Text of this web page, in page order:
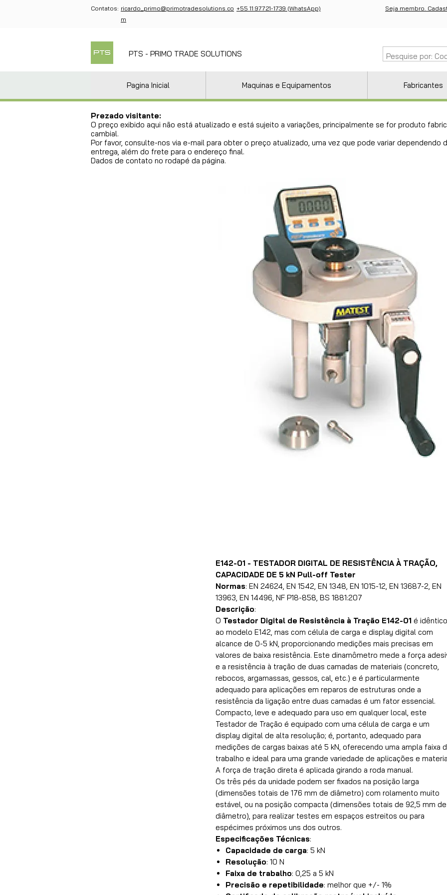
Contatos: ricardo_primo@primotradesolutions.co
m
+55 11 97721-1739 (WhatsApp) Seja membro.
PTS - PRIMO TRADE SOLUTIONS
Pagina Inicial Maquinas e Equipamentos Fabricantes
Prezado visitante:
O preço exibido aqui não está atualizado e está sujeito a variações, principalmente se for produto
cambial.
Por favor, consulte-nos via e-mail para obter o preço atualizado, uma vez que pode variar dependendo
entrega, além do frete para o endereço final.
Dados de contato no rodapé da página.
E142-01 - TESTADOR DIGITAL DE RESISTÊNCIA À TRAÇÃO,
CAPACIDADE DE 5 kN Pull-off Tester
Normas: EN 24624, EN 1542, EN 1348, EN 1015-12, EN 13687-2, EN
13963, EN 14496, NF P18-858, BS 1881:207
Descrição:
O Testador Digital de Resistência à Tração E142-01 é idêntico
ao modelo E142, mas com célula de carga e display digital com
alcance de 0-5 kN, proporcionando medições mais precisas em
valores de baixa resistência. Este dinamômetro mede a força
e a resistência à tração de duas camadas de materiais (concreto,
rebocos, argamassas, gessos, cal, etc.) e é particularmente
adequado para aplicações em reparos de estruturas onde a
resistência da ligação entre duas camadas é um fator essencial.
Compacto, leve e adequado para uso em qualquer local, este
Testador de Tração é equipado com uma célula de carga e um
display digital de alta resolução; é, portanto, adequado para
medições de cargas baixas até 5 kN, oferecendo uma ampla faixa
trabalho e ideal para uma grande variedade de aplicações e
A força de tração direta é aplicada girando a roda manual.
Os três pés da unidade podem ser fixados na posição larga
(dimensões totais de 176 mm de diâmetro) com rolamento muito
estável, ou na posição compacta (dimensões totais de 92,5 mm de
diâmetro), para realizar testes em espaços estreitos ou para
espécimes próximos uns dos outros.
Especificações Técnicas:
Capacidade de carga: 5 kN
Resolução: 10 N
Faixa de trabalho: 0,25 a 5 kN
Precisão e repetibilidade: melhor que +/- 1%